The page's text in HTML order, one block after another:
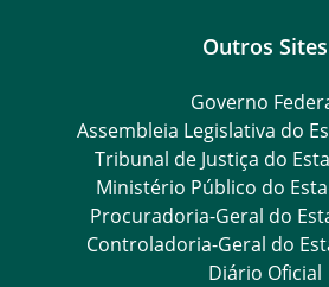
Outros Sites
Governo
Assembleia Legislativa do
Tribunal de Justiça do
Ministério Público do
Procuradoria-Geral do
Controladoria-Geral do
Diário Oficial